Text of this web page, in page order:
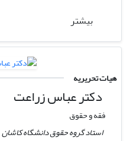
بیشتر
هیات تحریریه
دکتر عباس زراعت
فقه و حقوق
استاد گروه حقوق دانشگاه کاشان